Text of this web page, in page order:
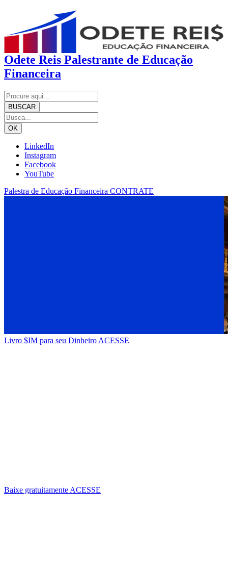
Odete Reis Palestrante de Educação
Financeira
LinkedIn
Instagram
Facebook
YouTube
Palestra de Educação Financeira CONTRATE
Livro $IM para seu Dinheiro ACESSE
Baixe gratuitamente ACESSE